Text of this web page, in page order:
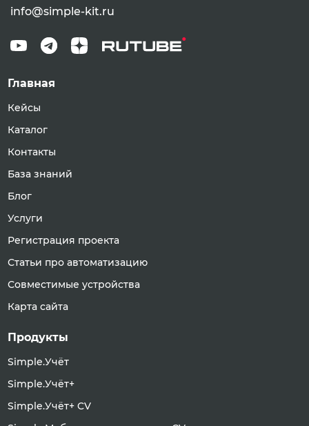
info@simple-kit.ru
Главная
Кейсы
Каталог
Контакты
База знаний
Блог
Услуги
Регистрация проекта
Статьи про автоматизацию
Совместимые устройства
Карта сайта
Продукты
Simple.Учёт
Simple.Учёт+
Simple.Учёт+ CV